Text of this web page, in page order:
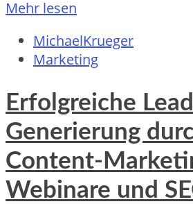
Mehr lesen
MichaelKrueger
Marketing
Erfolgreiche
Generierung
Content-
Webinare und